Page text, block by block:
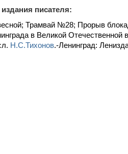
писателя:
Трамвай №28; Прорыв
в Великой Отечественной
Н.С.Тихонов.-Ленинград: